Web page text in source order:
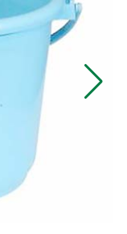
照明機器
事務用品
・セレモニー用品
アミューズメント
パーティー用品